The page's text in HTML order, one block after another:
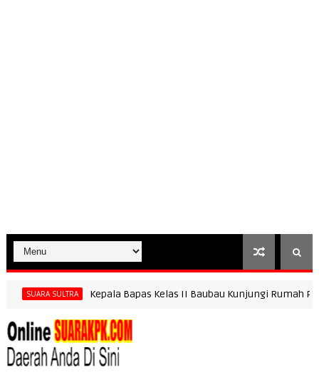
SUARA SULTRA Kepala Bapas Kelas II Baubau Kunjungi Rumah PLN